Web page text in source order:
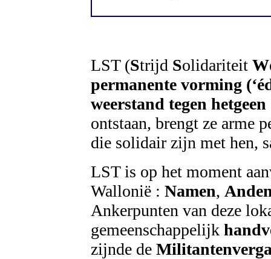
LST (Strijd Solidariteit W
permanente vorming
weerstand tegen
ontstaan, brengt ze arme
die solidair zijn met hen,
LST is op het moment
Wallonië : Namen,
Ankerpunten van deze
gemeenschappelijk
zijnde de